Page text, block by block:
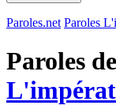
Paroles.net Paroles
Paroles